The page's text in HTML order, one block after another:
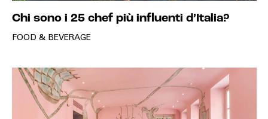
Chi sono i 25 chef più influenti d’Italia?
FOOD & BEVERAGE